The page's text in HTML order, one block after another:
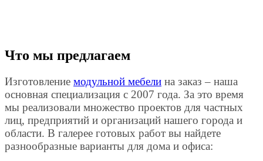
Что мы предлагаем
Изготовление модульной мебели на заказ – наша
основная специализация с 2007 года. За это время
мы реализовали множество проектов для частных
лиц, предприятий и организаций нашего города и
области. В галерее готовых работ вы найдете
разнообразные варианты для дома и офиса: